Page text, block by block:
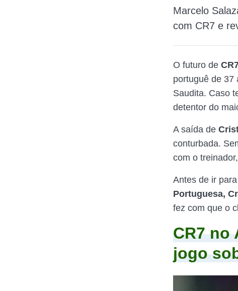
Marcelo
com CR7 e
O futuro de
portuguê de 37
Saudita. Caso
detentor do
A saída de
conturbada.
com o
Antes de ir
Portuguesa,
fez com que o
CR7 no
jogo